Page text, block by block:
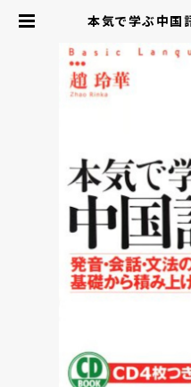
本気で学ぶ中